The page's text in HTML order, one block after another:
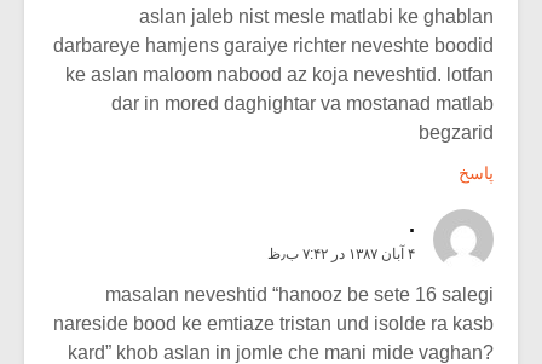
aslan jaleb nist mesle matlabi ke ghablan
darbareye hamjens garaiye richter neveshte boodid
ke aslan maloom nabood az koja neveshtid. lotfan
dar in mored daghightar va mostanad matlab
begzarid
پاسخ
.
۴ آبان ۱۳۸۷ در ۷:۴۲ ب٫ظ
masalan neveshtid “hanooz be sete 16 salegi
nareside bood ke emtiaze tristan und isolde ra kasb
kard” khob aslan in jomle che mani mide vaghan?